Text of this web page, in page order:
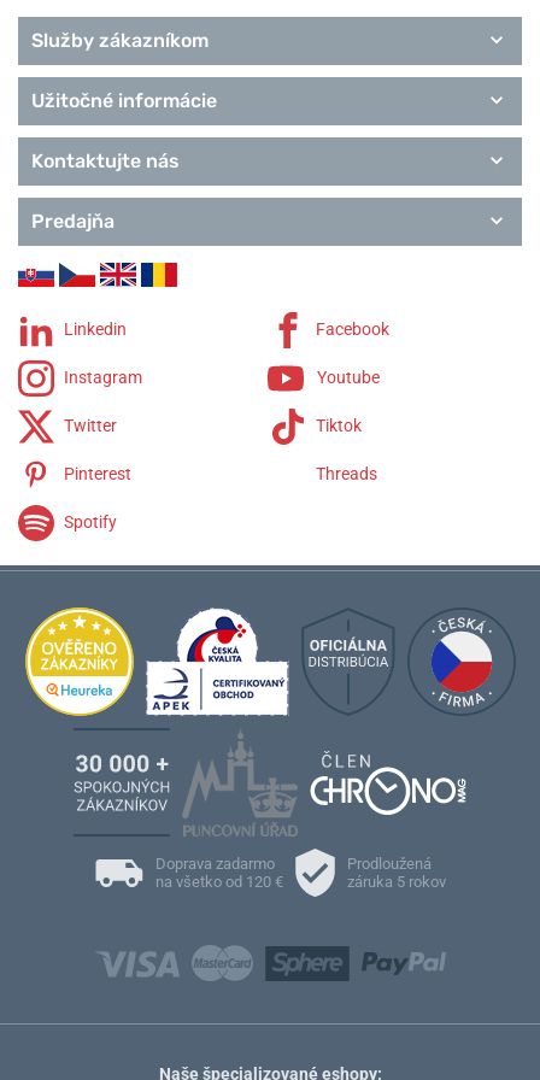
Služby zákazníkom
Užitočné informácie
Kontaktujte nás
Predajňa
Linkedin Facebook
Instagram Youtube
Twitter Tiktok
Pinterest Threads
Spotify
Doprava zadarmo
na všetko od 120 €
Prodloužená
záruka 5 rokov
Naše špecializované eshopy: